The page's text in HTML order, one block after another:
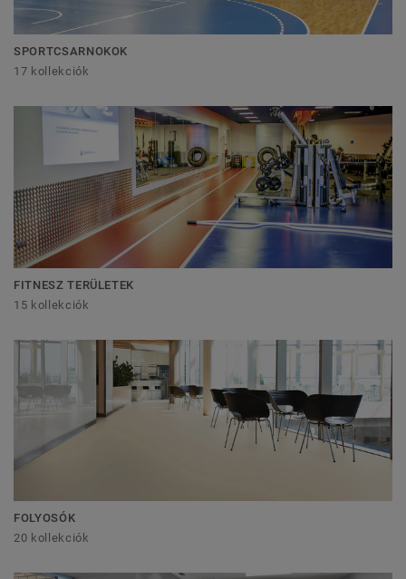
SPORTCSARNOKOK
17 kollekciók
FITNESZ TERÜLETEK
15 kollekciók
FOLYOSÓK
20 kollekciók